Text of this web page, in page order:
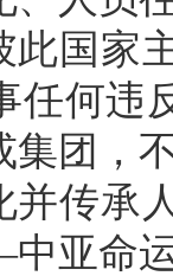
此国家
任何违
集团，
并传承
亚命